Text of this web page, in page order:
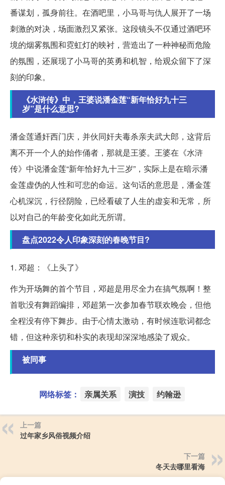
番谋划，孤身前往。在酒吧里，小马哥与仇人展开了一场
刺激的对决，场面激烈又紧张。这段镜头不仅通过酒吧环
境的烟雾氛围和霓虹灯的映衬，营造出了一种神秘而危险
的氛围，还展现了小马哥的英勇和机智，给观众留下了深
刻的印象。
《水浒传》中，王婆说潘金莲“新年恰好九十三
岁”是什么意思?
潘金莲通奸西门庆，并伙同奸夫毒杀亲夫武大郎，这背后
离不开一个人的始作俑者，那就是王婆。王婆在《水浒
传》中说潘金莲“新年恰好九十三岁”，实际上是在暗示潘
金莲虚伪的人性和可悲的命运。这句话的意思是，潘金莲
心机深沉，行径阴险，已经看破了人生的虚妄和无常，所
以对自己的年龄变化如此无所谓。
盘点2022令人印象深刻的春晚节目?
1. 邓超：《上头了》
作为开场舞的首个节目，邓超是用尽全力在搞气氛啊！整
首歌没有舞蹈编排，邓超第一次参加春节联欢晚会，但他
全程没有停下舞步。由于心情太激动，有时候连歌词都念
错，但这种亲切和朴实的表现却深深地感染了观众。
被同事
网络标签： 亲属关系 演技 约翰逊
上一篇
过年家乡风俗视频介绍
下一篇
冬天去哪里看海